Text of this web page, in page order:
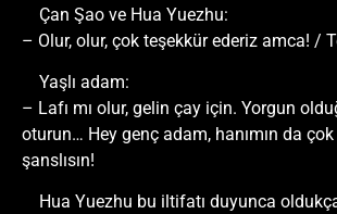
Çan Şao ve Hua Yuezhu:
– Olur, olur, çok teşekkür ederiz amca! /
Yaşlı adam:
– Lafı mı olur, gelin çay için. Yorgun
oturun… Hey genç adam, hanımın da
şanslısın!
Hua Yuezhu bu iltifatı duyunca